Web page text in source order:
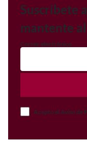
Suscríbete
mantente
Correo electrónico
Acepto el Aviso de